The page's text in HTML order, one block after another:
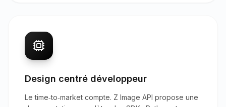
Design centré développeur
Le time‑to‑market compte. Z Image API propose une